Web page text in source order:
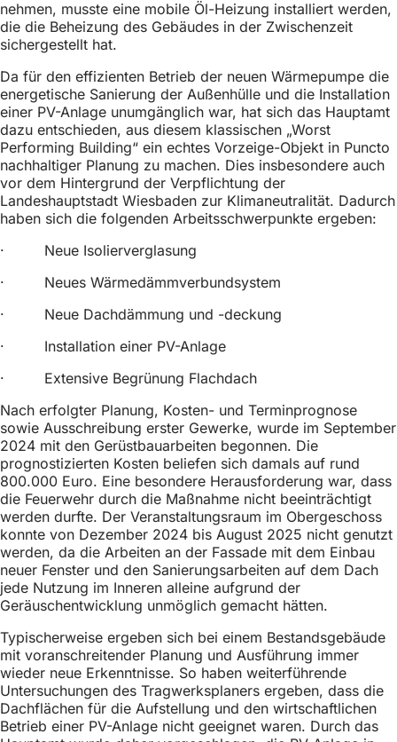
nehmen, musste eine mobile Öl-Heizung installiert werden,
die die Beheizung des Gebäudes in der Zwischenzeit
sichergestellt hat.
Da für den effizienten Betrieb der neuen Wärmepumpe die
energetische Sanierung der Außenhülle und die Installation
einer PV-Anlage unumgänglich war, hat sich das Hauptamt
dazu entschieden, aus diesem klassischen „Worst
Performing Building“ ein echtes Vorzeige-Objekt in Puncto
nachhaltiger Planung zu machen. Dies insbesondere auch
vor dem Hintergrund der Verpflichtung der
Landeshauptstadt Wiesbaden zur Klimaneutralität. Dadurch
haben sich die folgenden Arbeitsschwerpunkte ergeben:
· Neue Isolierverglasung
· Neues Wärmedämmverbundsystem
· Neue Dachdämmung und -deckung
· Installation einer PV-Anlage
· Extensive Begrünung Flachdach
Nach erfolgter Planung, Kosten- und Terminprognose
sowie Ausschreibung erster Gewerke, wurde im September
2024 mit den Gerüstbauarbeiten begonnen. Die
prognostizierten Kosten beliefen sich damals auf rund
800.000 Euro. Eine besondere Herausforderung war, dass
die Feuerwehr durch die Maßnahme nicht beeinträchtigt
werden durfte. Der Veranstaltungsraum im Obergeschoss
konnte von Dezember 2024 bis August 2025 nicht genutzt
werden, da die Arbeiten an der Fassade mit dem Einbau
neuer Fenster und den Sanierungsarbeiten auf dem Dach
jede Nutzung im Inneren alleine aufgrund der
Geräuschentwicklung unmöglich gemacht hätten.
Typischerweise ergeben sich bei einem Bestandsgebäude
mit voranschreitender Planung und Ausführung immer
wieder neue Erkenntnisse. So haben weiterführende
Untersuchungen des Tragwerksplaners ergeben, dass die
Dachflächen für die Aufstellung und den wirtschaftlichen
Betrieb einer PV-Anlage nicht geeignet waren. Durch das